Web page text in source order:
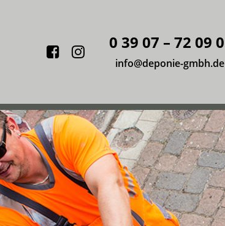
Facebook
Instagram
0 39 07 – 72 09 0
info@deponie-gmbh.de